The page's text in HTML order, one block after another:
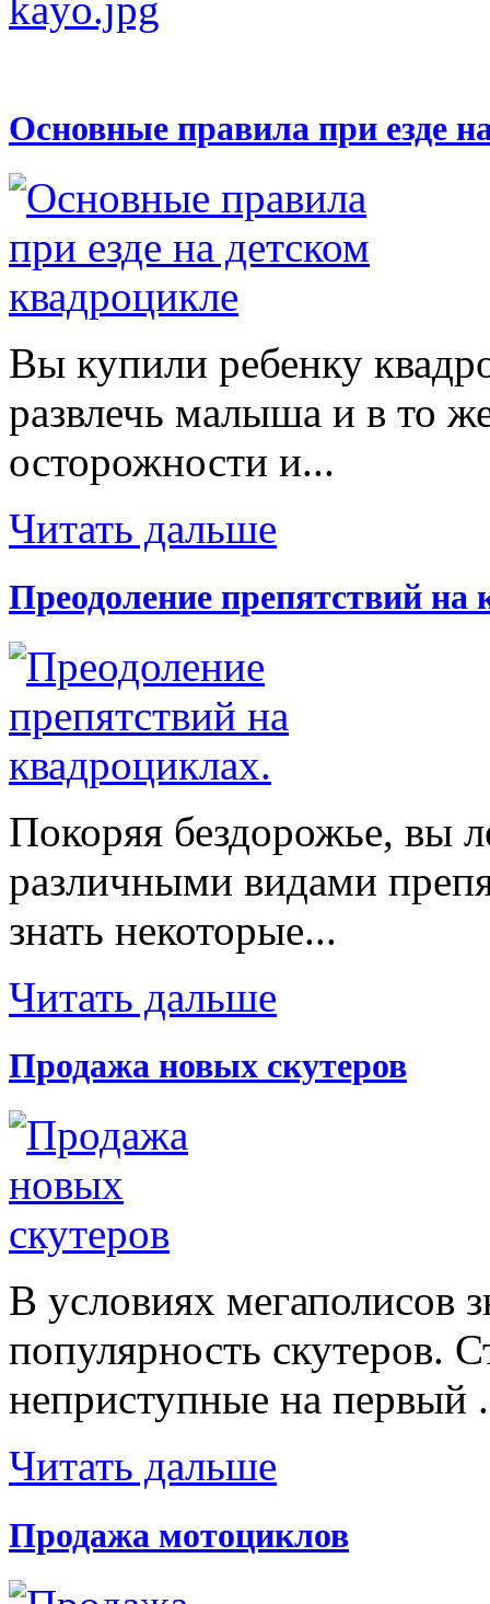
Основные правила при езде
Вы купили ребенку
развлечь малыша и в то
осторожности и...
Читать дальше
Преодоление препятствий на
Покоряя бездорожье, вы
различными видами
знать некоторые...
Читать дальше
Продажа новых скутеров
В условиях мегаполисов
популярность скутеров.
неприступные на первый
Читать дальше
Продажа мотоциклов